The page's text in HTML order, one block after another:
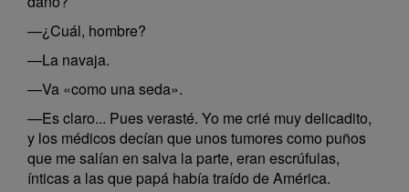
—¿Cuál, hombre?
—La navaja.
—Va «como una seda».
—Es claro... Pues verasté. Yo me crié muy delicadito,
y los médicos decían que unos tumores como puños
que me salían en salva la parte, eran escrúfulas,
ínticas a las que papá había traído de América.